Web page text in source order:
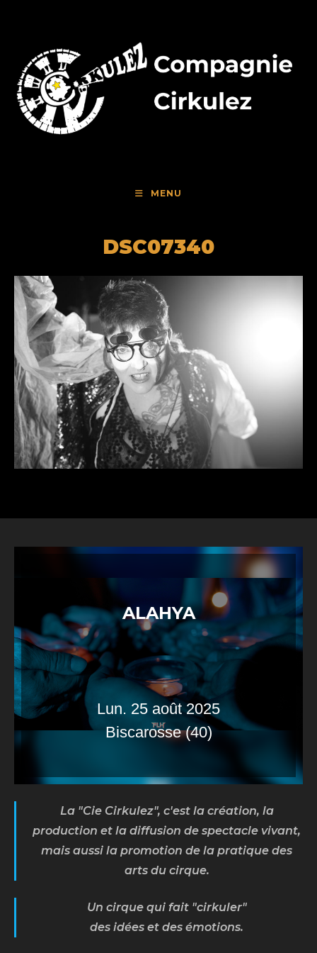
MENU
DSC07340
ALAHYA
Lun. 25 août 2025
Biscarosse (40)
La "Cie Cirkulez", c'est la création, la
production et la diffusion de spectacle vivant,
mais aussi la promotion de la pratique des
arts du cirque.
Un cirque qui fait "cirkuler"
des idées et des émotions.